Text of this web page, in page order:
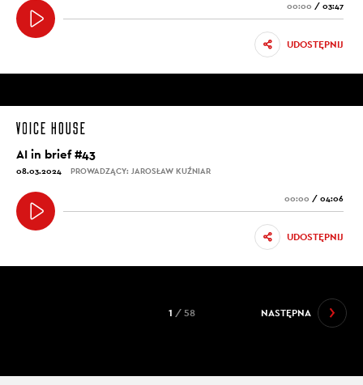
00:00 / 03:47
UDOSTĘPNIJ
AI in brief #43
08.03.2024 PROWADZĄCY: JAROSŁAW KUŹNIAR
00:00 / 04:06
UDOSTĘPNIJ
NASTĘPNA
1 / 58